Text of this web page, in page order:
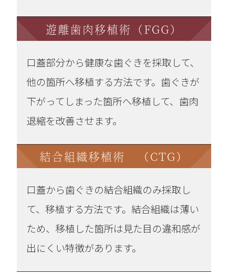
遊離歯肉移植術（FGG）
口蓋部分から健康な歯ぐきを採取して、
他の箇所へ移植する方法です。歯ぐきが
下がってしまった箇所へ移植して、歯肉
退縮を改善させます。
結合組織移植術 （CTG）
口蓋から歯ぐきの結合組織のみ採取し
て、移植する方法です。結合組織は薄い
ため、移植した箇所は見た目の違和感が
出にくい特徴があります。